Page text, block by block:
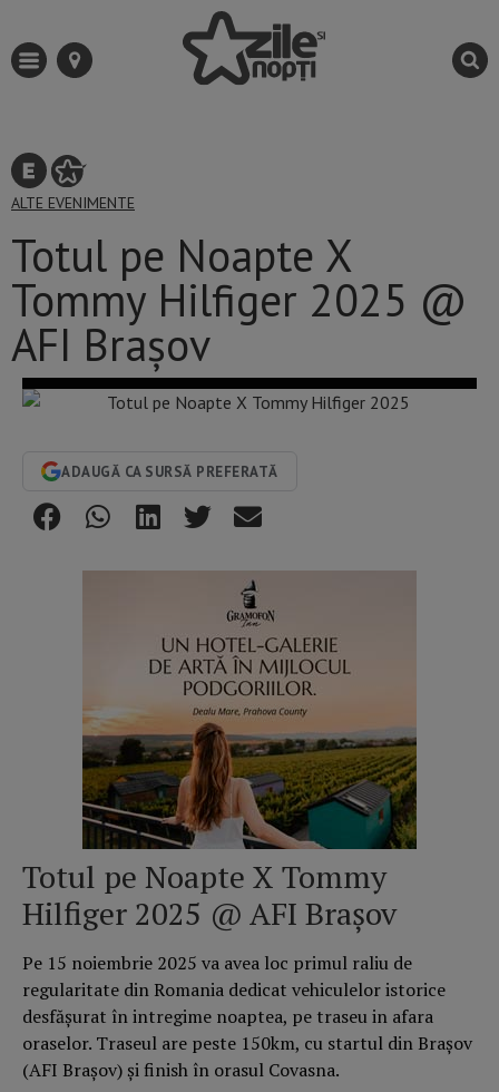
ALTE EVENIMENTE
Totul pe Noapte X
Tommy Hilfiger 2025 @
AFI Brașov
ADAUGĂ CA SURSĂ PREFERATĂ
Totul pe Noapte X Tommy
Hilfiger 2025 @ AFI Brașov
Pe 15 noiembrie 2025 va avea loc primul raliu de
regularitate din Romania dedicat vehiculelor istorice
desfășurat în intregime noaptea, pe traseu in afara
oraselor. Traseul are peste 150km, cu startul din Brașov
(AFI Brașov) și finish în orasul Covasna.